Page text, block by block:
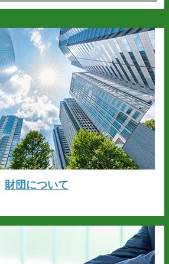
財団について